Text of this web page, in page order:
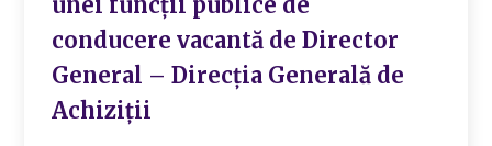
conducere vacantă de Director
General – Direcția Generală de
Achiziții